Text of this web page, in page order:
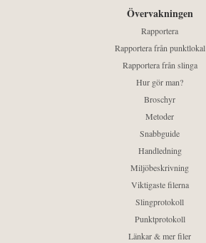
Övervakningen
Rapportera
Rapportera från punktlokal
Rapportera från slinga
Hur gör man?
Broschyr
Metoder
Snabbguide
Handledning
Miljöbeskrivning
Viktigaste filerna
Slingprotokoll
Punktprotokoll
Länkar & mer filer